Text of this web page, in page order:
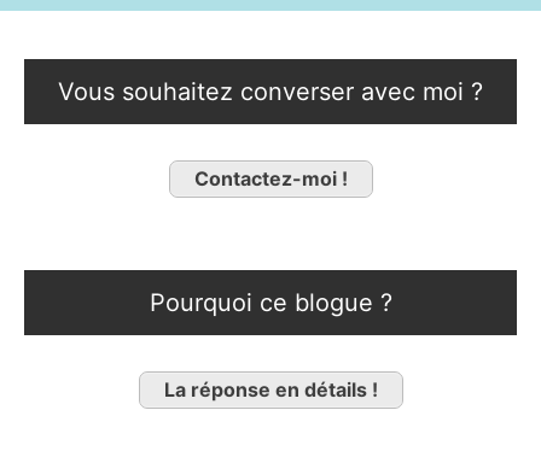
Vous souhaitez converser avec moi ?
Contactez-moi !
Pourquoi ce blogue ?
La réponse en détails !